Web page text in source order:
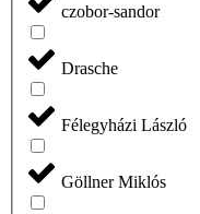
czobor-sandor
Drasche
Félegyházi László
Göllner Miklós